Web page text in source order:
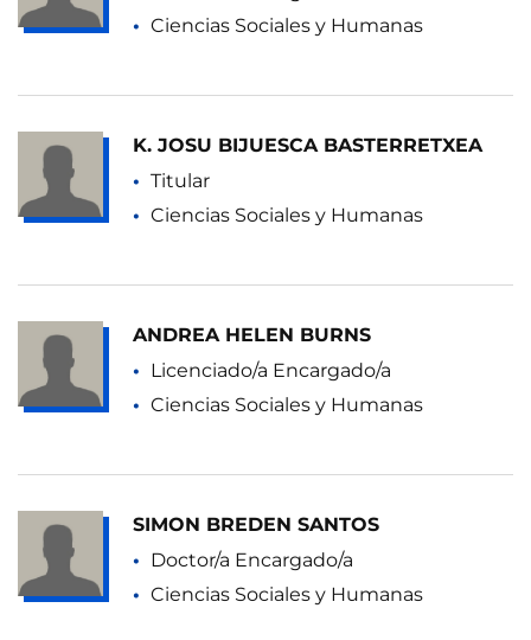
Ciencias Sociales y Humanas
K. JOSU BIJUESCA BASTERRETXEA
Titular
Ciencias Sociales y Humanas
ANDREA HELEN BURNS
Licenciado/a Encargado/a
Ciencias Sociales y Humanas
SIMON BREDEN SANTOS
Doctor/a Encargado/a
Ciencias Sociales y Humanas